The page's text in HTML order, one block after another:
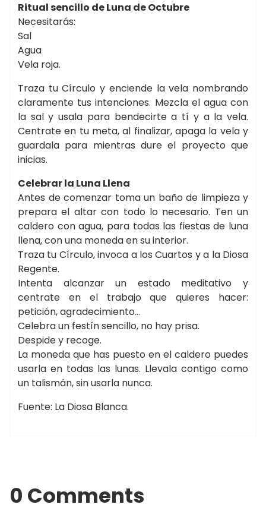
Ritual sencillo de Luna de Octubre
Necesitarás:
Sal
Agua
Vela roja.
Traza tu Círculo y enciende la vela nombrando
claramente tus intenciones. Mezcla el agua con
la sal y usala para bendecirte a tí y a la vela.
Centrate en tu meta, al finalizar, apaga la vela y
guardala para mientras dure el proyecto que
inicias.
Celebrar la Luna Llena
Antes de comenzar toma un baño de limpieza y
prepara el altar con todo lo necesario. Ten un
caldero con agua, para todas las fiestas de luna
llena, con una moneda en su interior.
Traza tu Círculo, invoca a los Cuartos y a la Diosa
Regente.
Intenta alcanzar un estado meditativo y
centrate en el trabajo que quieres hacer:
petición, agradecimiento…
Celebra un festín sencillo, no hay prisa.
Despide y recoge.
La moneda que has puesto en el caldero puedes
usarla en todas las lunas. Llevala contigo como
un talismán, sin usarla nunca.
Fuente: La Diosa Blanca.
0 Comments